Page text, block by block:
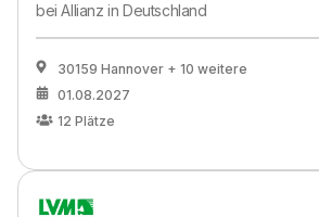
beiAllianz in Deutschland
30159 Hannover + 10 weitere
01.08.2027
12 Plätze